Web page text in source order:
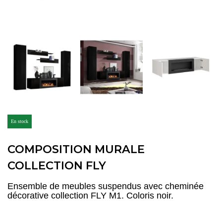
En stock
COMPOSITION MURALE
COLLECTION FLY
Ensemble de meubles suspendus avec cheminée
décorative collection FLY M1. Coloris noir.